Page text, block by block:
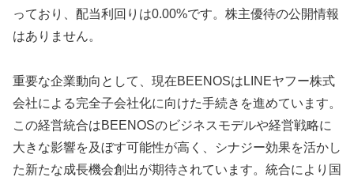
っており、配当利回りは0.00%です。株主優待の公開情報
はありません。
重要な企業動向として、現在BEENOSはLINEヤフー株式
会社による完全子会社化に向けた手続きを進めています。
この経営統合はBEENOSのビジネスモデルや経営戦略に
大きな影響を及ぼす可能性が高く、シナジー効果を活かし
た新たな成長機会創出が期待されています。統合により国